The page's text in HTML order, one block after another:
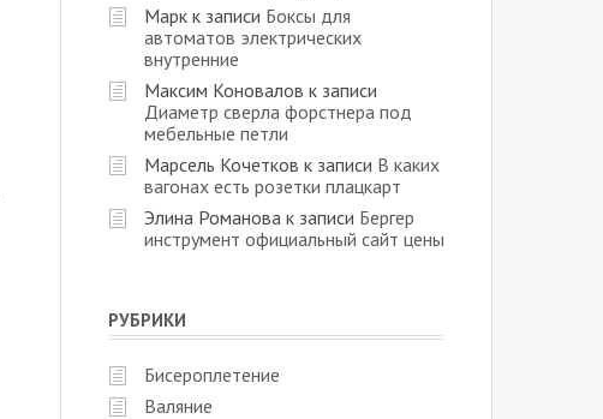
Марк к записи Боксы для
автоматов электрических
внутренние
Максим Коновалов к записи
Диаметр сверла форстнера под
мебельные петли
Марсель Кочетков к записи В каких
вагонах есть розетки плацкарт
Элина Романова к записи Бергер
инструмент официальный сайт цены
РУБРИКИ
Бисероплетение
Валяние